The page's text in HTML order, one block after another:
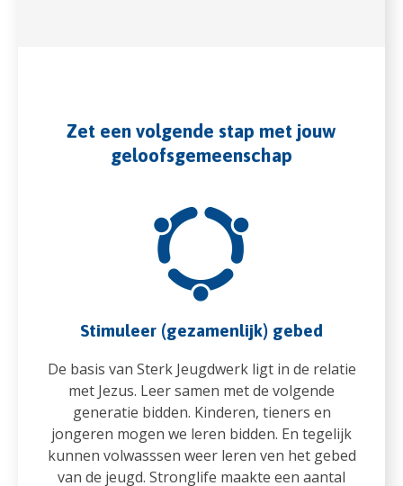
Zet een volgende stap met jouw
geloofsgemeenschap
Stimuleer (gezamenlijk) gebed
De basis van Sterk Jeugdwerk ligt in de relatie
met Jezus. Leer samen met de volgende
generatie bidden. Kinderen, tieners en
jongeren mogen we leren bidden. En tegelijk
kunnen volwasssen weer leren ven het gebed
van de jeugd. Stronglife maakte een aantal